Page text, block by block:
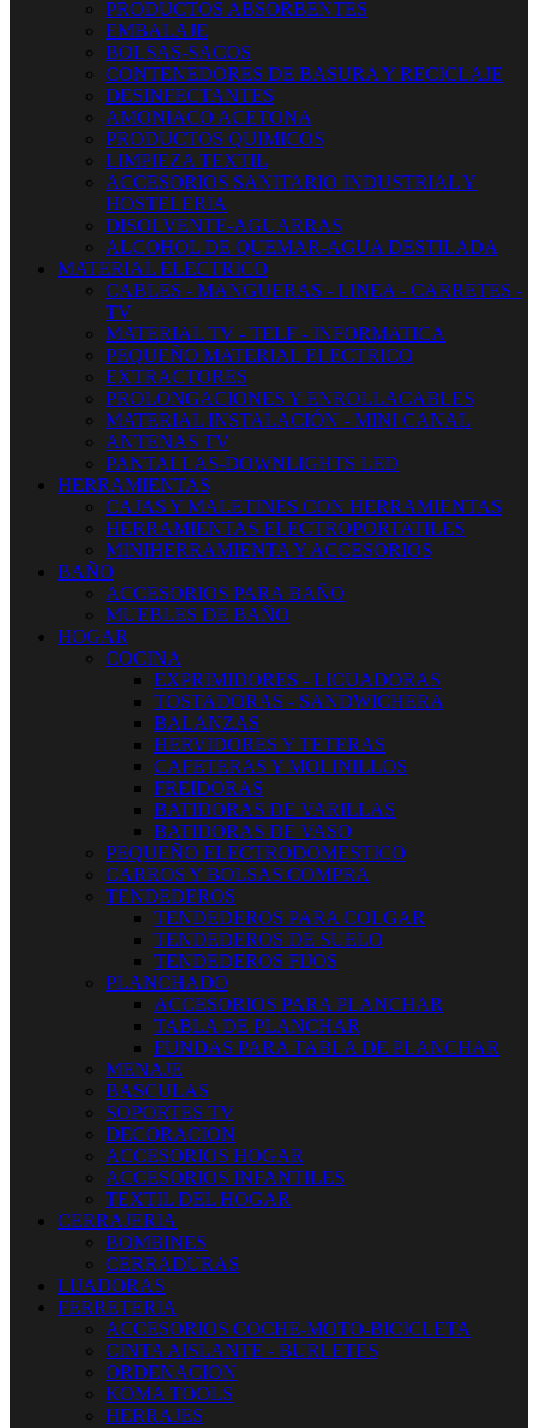
PRODUCTOS ABSORBENTES
EMBALAJE
BOLSAS-SACOS
CONTENEDORES DE BASURA Y RECICLAJE
DESINFECTANTES
AMONIACO ACETONA
PRODUCTOS QUIMICOS
LIMPIEZA TEXTIL
ACCESORIOS SANITARIO INDUSTRIAL Y
HOSTELERIA
DISOLVENTE-AGUARRAS
ALCOHOL DE QUEMAR-AGUA DESTILADA
MATERIAL ELECTRICO
CABLES - MANGUERAS - LINEA - CARRETES -
TV
MATERIAL TV - TELF - INFORMATICA
PEQUEÑO MATERIAL ELECTRICO
EXTRACTORES
PROLONGACIONES Y ENROLLACABLES
MATERIAL INSTALACIÓN - MINI CANAL
ANTENAS TV
PANTALLAS-DOWNLIGHTS LED
HERRAMIENTAS
CAJAS Y MALETINES CON HERRAMIENTAS
HERRAMIENTAS ELECTROPORTATILES
MINIHERRAMIENTA Y ACCESORIOS
BAÑO
ACCESORIOS PARA BAÑO
MUEBLES DE BAÑO
HOGAR
COCINA
EXPRIMIDORES - LICUADORAS
TOSTADORAS - SANDWICHERA
BALANZAS
HERVIDORES Y TETERAS
CAFETERAS Y MOLINILLOS
FREIDORAS
BATIDORAS DE VARILLAS
BATIDORAS DE VASO
PEQUEÑO ELECTRODOMESTICO
CARROS Y BOLSAS COMPRA
TENDEDEROS
TENDEDEROS PARA COLGAR
TENDEDEROS DE SUELO
TENDEDEROS FIJOS
PLANCHADO
ACCESORIOS PARA PLANCHAR
TABLA DE PLANCHAR
FUNDAS PARA TABLA DE PLANCHAR
MENAJE
BASCULAS
SOPORTES TV
DECORACION
ACCESORIOS HOGAR
ACCESORIOS INFANTILES
TEXTIL DEL HOGAR
CERRAJERIA
BOMBINES
CERRADURAS
LIJADORAS
FERRETERIA
ACCESORIOS COCHE-MOTO-BICICLETA
CINTA AISLANTE - BURLETES
ORDENACION
KOMA TOOLS
HERRAJES